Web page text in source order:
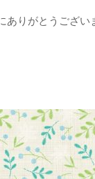
りがとうござ